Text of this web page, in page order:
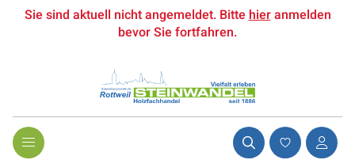
Sie sind aktuell nicht angemeldet. Bittehieranmelden
bevor Sie fortfahren.